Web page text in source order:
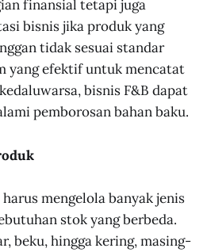
finansial tetapi juga
bisnis jika produk yang
tidak sesuai standar
yang efektif untuk mencatat
bisnis F&B dapat
pemborosan bahan baku.
mengelola banyak jenis
stok yang berbeda.
beku, hingga kering, masing-